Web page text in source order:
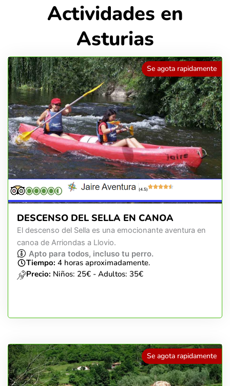
Actividades en
Asturias
Se agota rapidamente
(4.5)
DESCENSO DEL SELLA EN CANOA
El descenso del Sella es una emocionante aventura en
canoa de Arriondas a Llovio.
Apto para todos, incluso tu perro.
Tiempo: 4 horas aproximadamente.
Precio: Niños: 25€ - Adultos: 35€
Se agota rapidamente